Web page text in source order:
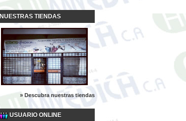
NUESTRAS TIENDAS
» Descubra nuestras tiendas
USUARIO ONLINE